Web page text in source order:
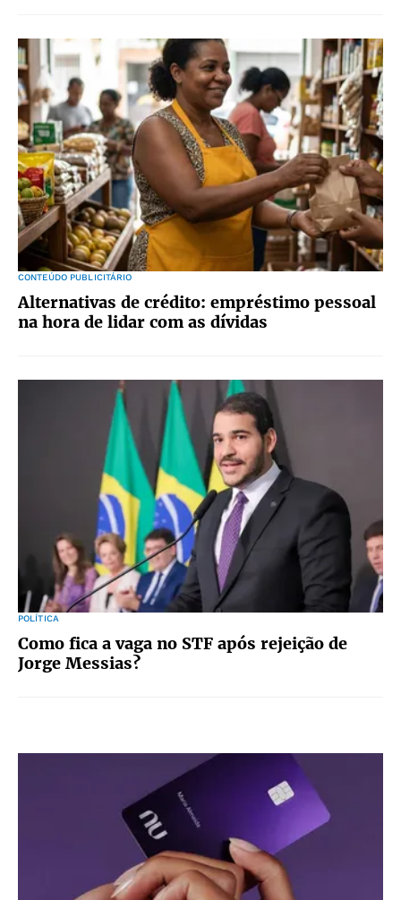
CONTEÚDO PUBLICITÁRIO
Alternativas de crédito: empréstimo pessoal
na hora de lidar com as dívidas
POLÍTICA
Como fica a vaga no STF após rejeição de
Jorge Messias?